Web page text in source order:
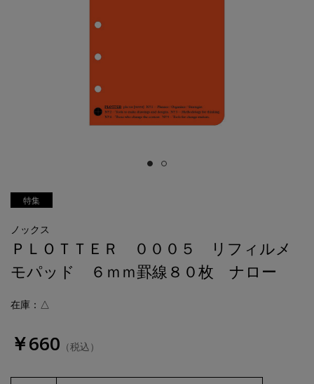
特集
ノックス
ＰＬＯＴＴＥＲ ０００５ リフィルメ
モパッド ６ｍｍ罫線８０枚 ナロー
在庫：△
￥660 （税込）